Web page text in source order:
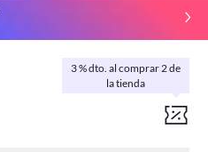
3 % dto. al comprar 2 de
la tienda